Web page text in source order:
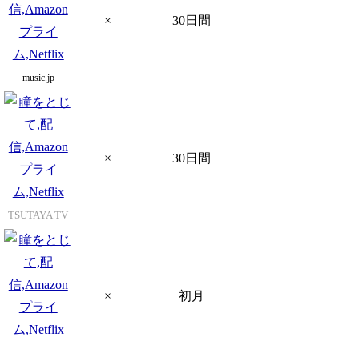
music.jp
× 30日間
TSUTAYA TV
× 30日間
× 初月